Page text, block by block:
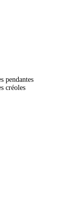
pendantes
créoles